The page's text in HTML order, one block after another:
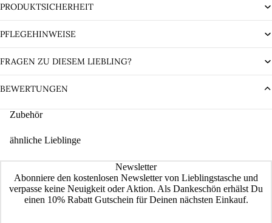
PRODUKTSICHERHEIT
PFLEGEHINWEISE
FRAGEN ZU DIESEM LIEBLING?
BEWERTUNGEN
Zubehör
ähnliche Lieblinge
Newsletter
Abonniere den kostenlosen Newsletter von Lieblingstasche und
verpasse keine Neuigkeit oder Aktion. Als Dankeschön erhälst Du
einen 10% Rabatt Gutschein für Deinen nächsten Einkauf.